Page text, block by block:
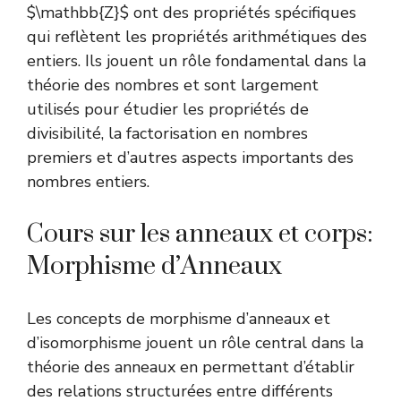
$\mathbb{Z}$ ont des propriétés spécifiques
qui reflètent les propriétés arithmétiques des
entiers. Ils jouent un rôle fondamental dans la
théorie des nombres et sont largement
utilisés pour étudier les propriétés de
divisibilité, la factorisation en nombres
premiers et d’autres aspects importants des
nombres entiers.
Cours sur les anneaux et corps:
Morphisme d’Anneaux
Les concepts de morphisme d’anneaux et
d’isomorphisme jouent un rôle central dans la
théorie des anneaux en permettant d’établir
des relations structurées entre différents